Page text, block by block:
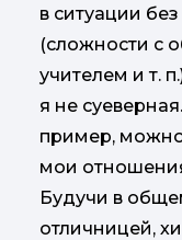
в ситуации
(сложности с
учителем и т.
я не
пример, можно
мои
Будучи в
отличницей,